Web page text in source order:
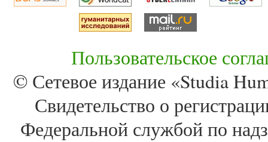
Пользовательское
© Сетевое издание «Studia
Свидетельство о
Федеральной службой по